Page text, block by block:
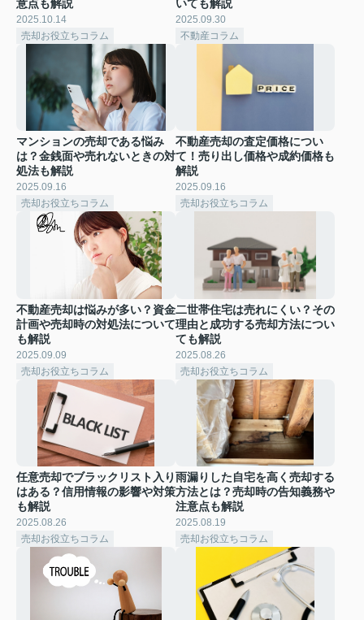
意点も解説
2025.10.14
売却お役立ちコラム
いても解説
2025.09.30
不動産コラム
マンションの売却である悩み
は？金銭面や売れないときの対
処法も解説
2025.09.16
売却お役立ちコラム
不動産売却の査定価格につい
て！売り出し価格や成約価格も
解説
2025.09.16
売却お役立ちコラム
不動産売却は悩みが多い？資金
計画や売却時の対処法について
も解説
2025.09.09
売却お役立ちコラム
二世帯住宅は売れにくい？その
理由と成功する売却方法につい
ても解説
2025.08.26
売却お役立ちコラム
任意売却でブラックリスト入り
はある？信用情報の影響や対策
も解説
2025.08.26
売却お役立ちコラム
雨漏りした自宅を高く売却する
方法とは？売却時の告知義務や
注意点も解説
2025.08.19
売却お役立ちコラム